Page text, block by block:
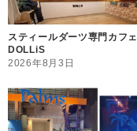
スティールダーツ専門カフェ
DOLLiS
2026年8月3日